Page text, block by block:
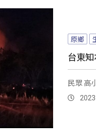
原鄉
台東
民眾 高